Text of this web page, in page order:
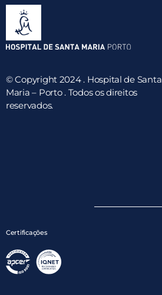
© Copyright 2024 . Hospital de Santa
Maria – Porto . Todos os direitos
reservados.
Certificações